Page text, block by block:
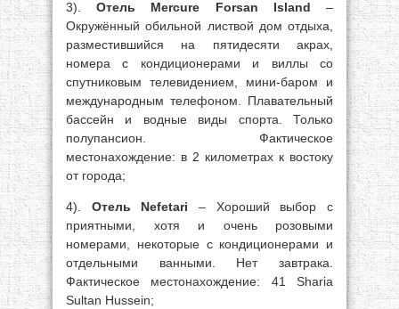
3).Отель Mercure Forsan Island –
Окружённый обильной листвой дом отдыха,
разместившийся на пятидесяти акрах,
номера с кондиционерами и виллы со
спутниковым телевидением, мини-баром и
международным телефоном. Плавательный
бассейн и водные виды спорта. Только
полупансион. Фактическое
местонахождение: в 2 километрах к востоку
от города;
4). Отель Nefetari – Хороший выбор с
приятными, хотя и очень розовыми
номерами, некоторые с кондиционерами и
отдельными ванными. Нет завтрака.
Фактическое местонахождение: 41 Sharia
Sultan Hussein;